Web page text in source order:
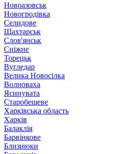
Новоазовськ
Новогродівка
Селидове
Шахтарськ
Слов'янськ
Сніжне
Торецьк
Вугледар
Велика Новосілка
Волноваха
Ясинувата
Старобешеве
Харківська область
Харків
Балаклія
Барвінкове
Близнюки